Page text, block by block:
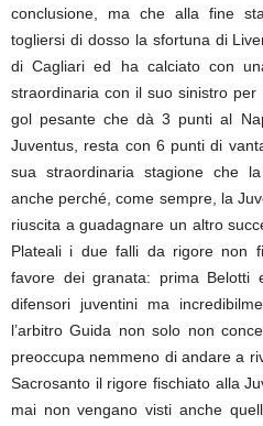
conclusione, ma che alla fine
togliersi di dosso la sfortuna di
di Cagliari ed ha calciato con
straordinaria con il suo sinistro
gol pesante che dà 3 punti al
Juventus, resta con 6 punti di
sua straordinaria stagione che
anche perché, come sempre, la
riuscita a guadagnare un altro
Plateali i due falli da rigore non
favore dei granata: prima Belotti
difensori juventini ma
l’arbitro Guida non solo non
preoccupa nemmeno di andare a
Sacrosanto il rigore fischiato alla
mai non vengano visti anche